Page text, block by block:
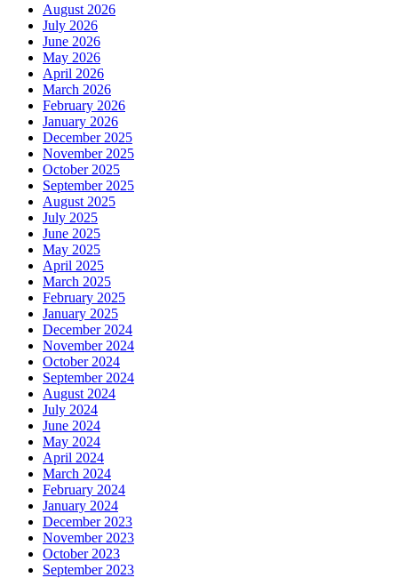
August 2026
July 2026
June 2026
May 2026
April 2026
March 2026
February 2026
January 2026
December 2025
November 2025
October 2025
September 2025
August 2025
July 2025
June 2025
May 2025
April 2025
March 2025
February 2025
January 2025
December 2024
November 2024
October 2024
September 2024
August 2024
July 2024
June 2024
May 2024
April 2024
March 2024
February 2024
January 2024
December 2023
November 2023
October 2023
September 2023